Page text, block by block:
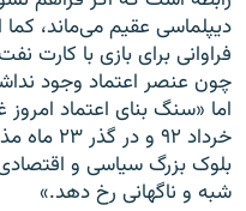
دیپلماسی عقیم می‌ماند،
فراوانی برای بازی با کارت
چون عنصر اعتماد وجود
خرداد
بلوک بزرگ سیاسی و
شبه و ناگهانی رخ دهد.»